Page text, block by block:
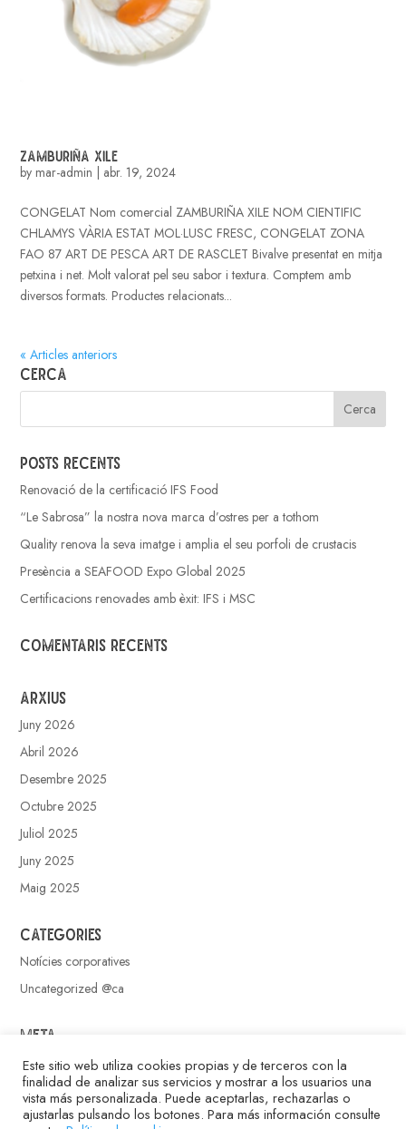
ZAMBURIÑA XILE
bymar-admin | abr. 19, 2024
CONGELAT Nom comercial ZAMBURIÑA XILE NOM CIENTIFIC
CHLAMYS VÀRIA ESTAT MOL·LUSC FRESC, CONGELAT ZONA
FAO 87 ART DE PESCA ART DE RASCLET Bivalve presentat en mitja
petxina i net. Molt valorat pel seu sabor i textura. Comptem amb
diversos formats. Productes relacionats...
« Articles anteriors
Cerca
Posts recents
Renovació de la certificació IFS Food
“Le Sabrosa” la nostra nova marca d’ostres per a tothom
Quality renova la seva imatge i amplia el seu porfoli de crustacis
Presència a SEAFOOD Expo Global 2025
Certificacions renovades amb èxit: IFS i MSC
Comentaris recents
Arxius
Juny 2026
Abril 2026
Desembre 2025
Octubre 2025
Juliol 2025
Juny 2025
Maig 2025
Categories
Notícies corporatives
Uncategorized @ca
Meta
Entra
Canal de les entrades
Canal dels comentaris
Este sitio web utiliza cookies propias y de terceros con la
finalidad de analizar sus servicios y mostrar a los usuarios una
vista más personalizada. Puede aceptarlas, rechazarlas o
ajustarlas pulsando los botones. Para más información consulte